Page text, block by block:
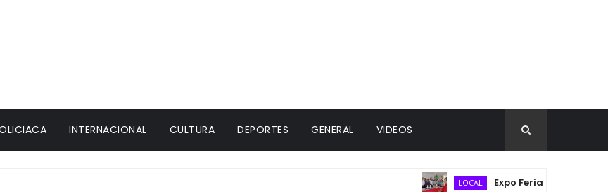
INTERNACIONAL CULTURA DEPORTES GENERAL VIDEOS
LOCAL Expo Feria Agropecuaria